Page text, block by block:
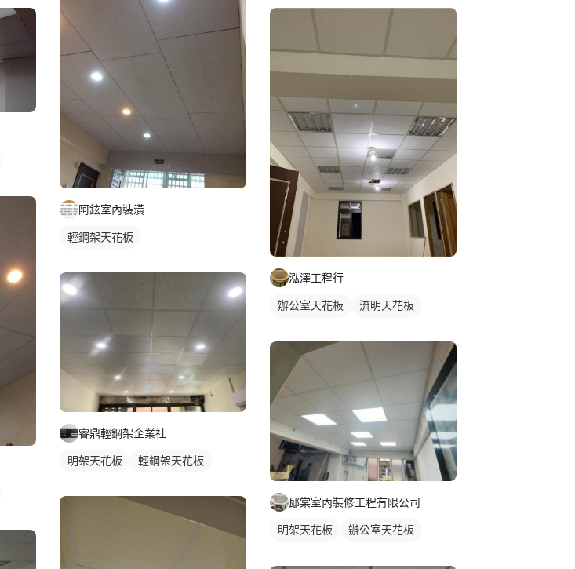
阿鉉室內裝潢
輕鋼架天花板
睿鼎輕鋼架企業社
明架天花板 輕鋼架天花板
泓澤工程行
辦公室天花板
流明天花板
邷棠室內裝修工程有限公司
明架天花板
辦公室天花板